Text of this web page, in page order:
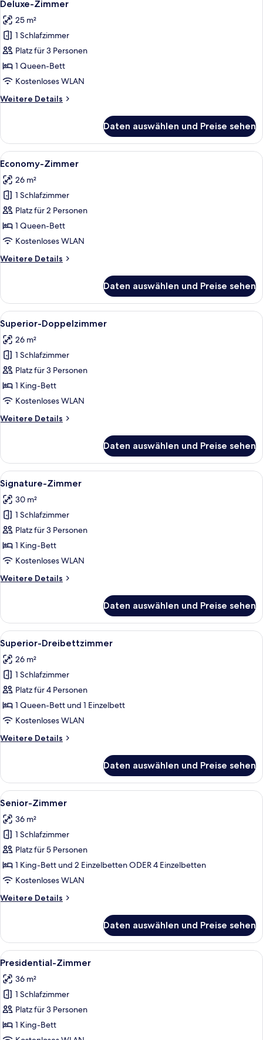
Fotos
für
Deluxe-
Zimmer
anzeigen
Deluxe-Zimmer
25 m²
1 Schlafzimmer
Platz für 3 Personen
1 Queen-Bett
Kostenloses WLAN
Weitere Details
Weitere
Zimmer
Daten auswählen und Preise sehen
Alle
Fotos
für
Economy-
Zimmer
anzeigen
Economy-Zimmer | Bettwäsche aus
12
Economy-Zimmer
26 m²
1 Schlafzimmer
Platz für 2 Personen
1 Queen-Bett
Kostenloses WLAN
Weitere Details
Weitere
Zimmer
Daten auswählen und Preise sehen
Alle
Fotos
für
Superior-
Doppelzimmer
anzeigen
Bettwäsche aus ägyptischer
14
Superior-Doppelzimmer
26 m²
1 Schlafzimmer
Platz für 3 Personen
1 King-Bett
Kostenloses WLAN
Weitere Details
Weitere
Doppelzimmer
Daten auswählen und Preise sehen
Alle
Fotos
für
Signature-
Zimmer
anzeigen
Bettwäsche aus ägyptischer
15
Signature-Zimmer
30 m²
1 Schlafzimmer
Platz für 3 Personen
1 King-Bett
Kostenloses WLAN
Weitere Details
Weitere
Zimmer
Daten auswählen und Preise sehen
Alle
Fotos
für
Superior-
Dreibettzimmer
anzeigen
Superior-Dreibettzimmer |
30
Superior-Dreibettzimmer
26 m²
1 Schlafzimmer
Platz für 4 Personen
1 Queen-Bett und 1 Einzelbett
Kostenloses WLAN
Weitere Details
Weitere
Dreibettzimmer
Daten auswählen und Preise sehen
Alle
Fotos
für
Senior-
Zimmer
anzeigen
Bettwäsche aus ägyptischer
4
Senior-Zimmer
36 m²
1 Schlafzimmer
Platz für 5 Personen
1 King-Bett und 2 Einzelbetten ODER 4 Einzelbetten
Kostenloses WLAN
Weitere Details
Weitere
Zimmer
Daten auswählen und Preise sehen
Alle
Fotos
für
Presidential-
Zimmer
anzeigen
Presidential-Zimmer | Bettwäsche
5
Presidential-Zimmer
36 m²
1 Schlafzimmer
Platz für 3 Personen
1 King-Bett